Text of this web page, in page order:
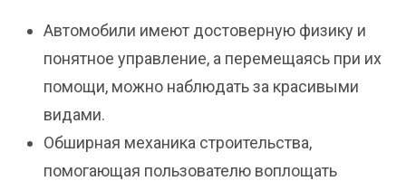
Автомобили имеют достоверную физику и
понятное управление, а перемещаясь при их
помощи, можно наблюдать за красивыми
видами.
Обширная механика строительства,
помогающая пользователю воплощать